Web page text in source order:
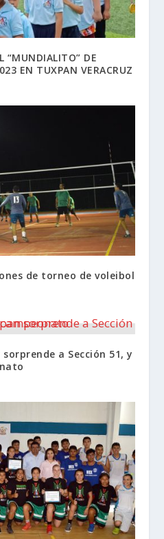
“MUNDIALITO” DE
EN TUXPAN VERACRUZ
de torneo de voleibol
a Sección 51, y